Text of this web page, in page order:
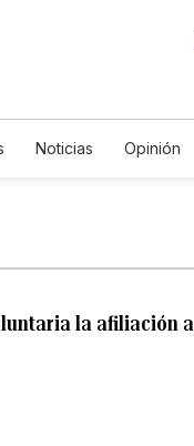
Noticias Opinión
la afiliación